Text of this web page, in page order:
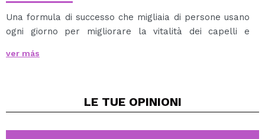
Una formula di successo che migliaia di persone usano
ogni giorno per migliorare la vitalità dei capelli e
Shampoo Nº1 Nuggela & Sulé è un mix di tradizione e
Glicogeno Marino e i Sali del Mar Morto per offrire uno
Proprietà
ver más
LE TUE OPINIONI